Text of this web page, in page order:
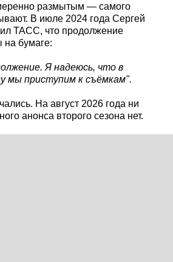
размытым — самого
В июле 2024 года Сергей
ТАСС, что продолжение
на бумаге:
Я надеюсь, что в
мы приступим к съёмкам".
На август 2026 года ни
анонса второго сезона нет.